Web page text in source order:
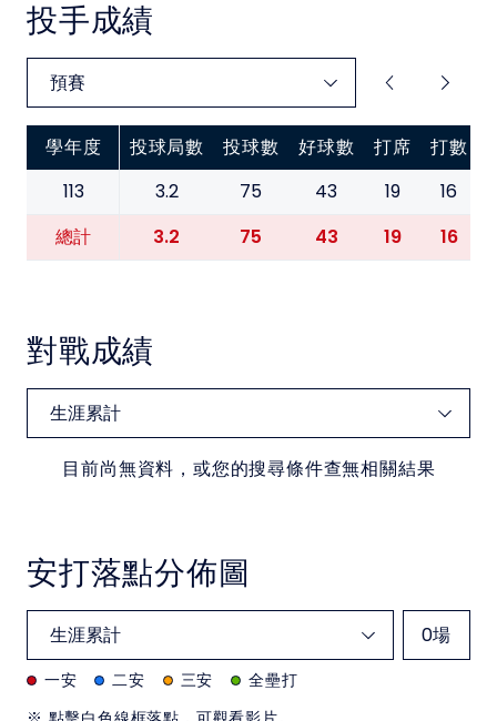
投手成績
學年度 投球局數 投球數 好球數 打席 打數
113 3.2 75 43 19 16
總計 3.2 75 43 19 16
對戰成績
目前尚無資料，或您的搜尋條件查無相關結果
安打落點分佈圖
0場
一安 二安 三安
全壘打